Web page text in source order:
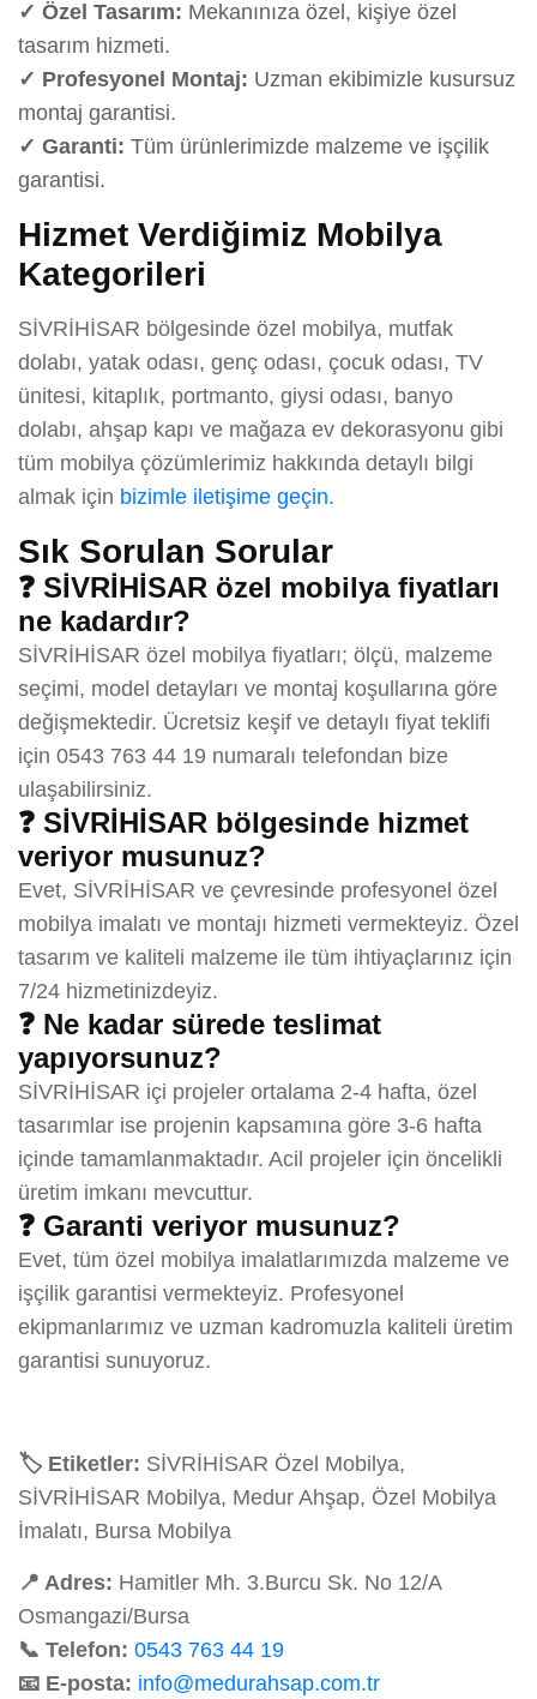
✓ Özel Tasarım: Mekanınıza özel, kişiye özel
tasarım hizmeti.
✓ Profesyonel Montaj: Uzman ekibimizle kusursuz
montaj garantisi.
✓ Garanti: Tüm ürünlerimizde malzeme ve işçilik
garantisi.
Hizmet Verdiğimiz Mobilya
Kategorileri
SİVRİHİSAR bölgesinde özel mobilya, mutfak
dolabı, yatak odası, genç odası, çocuk odası, TV
ünitesi, kitaplık, portmanto, giysi odası, banyo
dolabı, ahşap kapı ve mağaza ev dekorasyonu gibi
tüm mobilya çözümlerimiz hakkında detaylı bilgi
almak için bizimle iletişime geçin.
Sık Sorulan Sorular
❓ SİVRİHİSAR özel mobilya fiyatları
ne kadardır?
SİVRİHİSAR özel mobilya fiyatları; ölçü, malzeme
seçimi, model detayları ve montaj koşullarına göre
değişmektedir. Ücretsiz keşif ve detaylı fiyat teklifi
için 0543 763 44 19 numaralı telefondan bize
ulaşabilirsiniz.
❓ SİVRİHİSAR bölgesinde hizmet
veriyor musunuz?
Evet, SİVRİHİSAR ve çevresinde profesyonel özel
mobilya imalatı ve montajı hizmeti vermekteyiz. Özel
tasarım ve kaliteli malzeme ile tüm ihtiyaçlarınız için
7/24 hizmetinizdeyiz.
❓ Ne kadar sürede teslimat
yapıyorsunuz?
SİVRİHİSAR içi projeler ortalama 2-4 hafta, özel
tasarımlar ise projenin kapsamına göre 3-6 hafta
içinde tamamlanmaktadır. Acil projeler için öncelikli
üretim imkanı mevcuttur.
❓ Garanti veriyor musunuz?
Evet, tüm özel mobilya imalatlarımızda malzeme ve
işçilik garantisi vermekteyiz. Profesyonel
ekipmanlarımız ve uzman kadromuzla kaliteli üretim
garantisi sunuyoruz.
🏷️ Etiketler: SİVRİHİSAR Özel Mobilya,
SİVRİHİSAR Mobilya, Medur Ahşap, Özel Mobilya
İmalatı, Bursa Mobilya
📍 Adres: Hamitler Mh. 3.Burcu Sk. No 12/A
Osmangazi/Bursa
📞 Telefon: 0543 763 44 19
📧 E-posta: info@medurahsap.com.tr